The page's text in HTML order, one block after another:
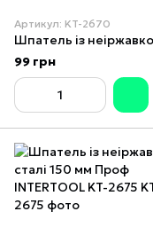
Артикул: KT-2670
99 грн